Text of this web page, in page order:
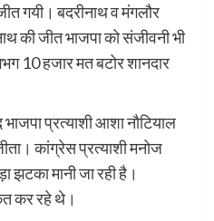
गयी। बदरीनाथ व मंगलौर
की जीत भाजपा को संजीवनी भी
10 हजार मत बटोर शानदार
प्रत्याशी आशा नौटियाल
कांग्रेस प्रत्याशी मनोज
झटका मानी जा रही है।
कर रहे थे।